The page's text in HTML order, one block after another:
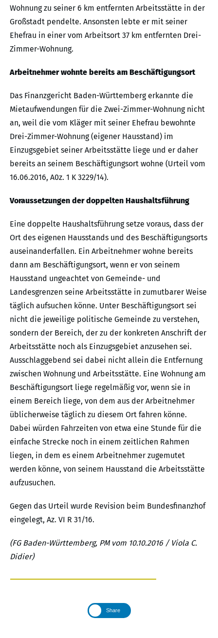
Wohnung zu seiner 6 km entfernten Arbeitsstätte in der
Großstadt pendelte. Ansonsten lebte er mit seiner
Ehefrau in einer vom Arbeitsort 37 km entfernten Drei-
Zimmer-Wohnung.
Arbeitnehmer wohnte bereits am Beschäftigungsort
Das Finanzgericht Baden-Württemberg erkannte die
Mietaufwendungen für die Zwei-Zimmer-Wohnung nicht
an, weil die vom Kläger mit seiner Ehefrau bewohnte
Drei-Zimmer-Wohnung (eigener Hausstand) im
Einzugsgebiet seiner Arbeitsstätte liege und er daher
bereits an seinem Beschäftigungsort wohne (Urteil vom
16.06.2016, A0z. 1 K 3229/14).
Voraussetzungen der doppelten Haushaltsführung
Eine doppelte Haushaltsführung setze voraus, dass der
Ort des eigenen Hausstands und des Beschäftigungsorts
auseinanderfallen. Ein Arbeitnehmer wohne bereits
dann am Beschäftigungsort, wenn er von seinem
Hausstand ungeachtet von Gemeinde- und
Landesgrenzen seine Arbeitsstätte in zumutbarer Weise
täglich aufsuchen könne. Unter Beschäftigungsort sei
nicht die jeweilige politische Gemeinde zu verstehen,
sondern der Bereich, der zu der konkreten Anschrift der
Arbeitsstätte noch als Einzugsgebiet anzusehen sei.
Ausschlaggebend sei dabei nicht allein die Entfernung
zwischen Wohnung und Arbeitsstätte. Eine Wohnung am
Beschäftigungsort liege regelmäßig vor, wenn sie in
einem Bereich liege, von dem aus der Arbeitnehmer
üblicherweise täglich zu diesem Ort fahren könne.
Dabei würden Fahrzeiten von etwa eine Stunde für die
einfache Strecke noch in einem zeitlichen Rahmen
liegen, in dem es einem Arbeitnehmer zugemutet
werden könne, von seinem Hausstand die Arbeitsstätte
aufzusuchen.
Gegen das Urteil wurde Revision beim Bundesfinanzhof
eingelegt, Az. VI R 31/16.
(FG Baden-Württemberg, PM vom 10.10.2016 / Viola C.
Didier)
Share